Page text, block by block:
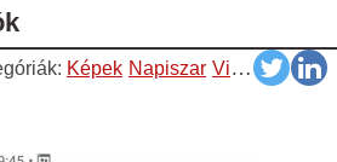
Képek Napiszar Vicces